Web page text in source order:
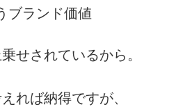
ブランド価値
せされているから。
れば納得ですが、